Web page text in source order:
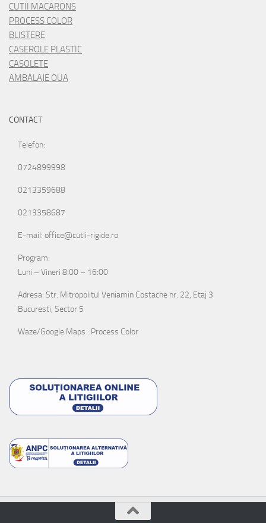
CUTII MACARONS
PROCESS COLOR
BLISTERE
CASEROLE PLASTIC
CASOLETE
AMBALAJE OUA
CONTACT
Telefon:
0724899998
0213359688
0213358687
E-mail: office@cutii-rigide.ro
Program:
Luni – Vineri 8:00 – 16:00
Adresa: Str. Mitropolitul Veniamin Costache nr. 22, Etaj 3
Bucuresti, Sector 5
Waze/Google Maps : Process Color